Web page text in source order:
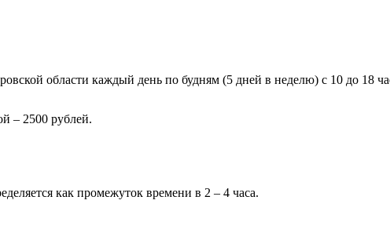
области каждый день по будням (5 дней в неделю) с 10 до 18
– 2500 рублей.
как промежуток времени в 2 – 4 часа.